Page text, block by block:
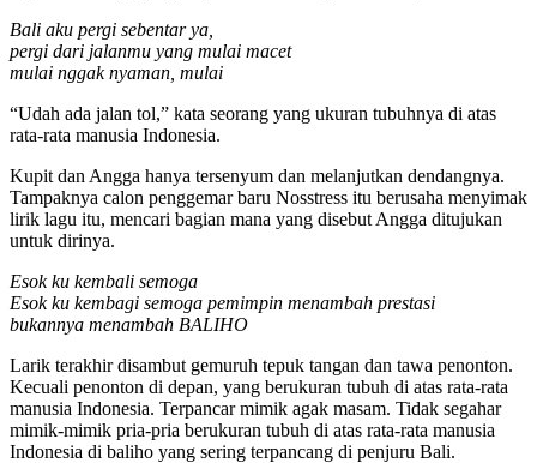
Bali aku pergi sebentar ya,
pergi dari jalanmu yang mulai macet
mulai nggak nyaman, mulai
“Udah ada jalan tol,” kata seorang yang ukuran tubuhnya di atas
rata-rata manusia Indonesia.
Kupit dan Angga hanya tersenyum dan melanjutkan dendangnya.
Tampaknya calon penggemar baru Nosstress itu berusaha menyimak
lirik lagu itu, mencari bagian mana yang disebut Angga ditujukan
untuk dirinya.
Esok ku kembali semoga
Esok ku kembagi semoga pemimpin menambah prestasi
bukannya menambah BALIHO
Larik terakhir disambut gemuruh tepuk tangan dan tawa penonton.
Kecuali penonton di depan, yang berukuran tubuh di atas rata-rata
manusia Indonesia. Terpancar mimik agak masam. Tidak segahar
mimik-mimik pria-pria berukuran tubuh di atas rata-rata manusia
Indonesia di baliho yang sering terpancang di penjuru Bali.